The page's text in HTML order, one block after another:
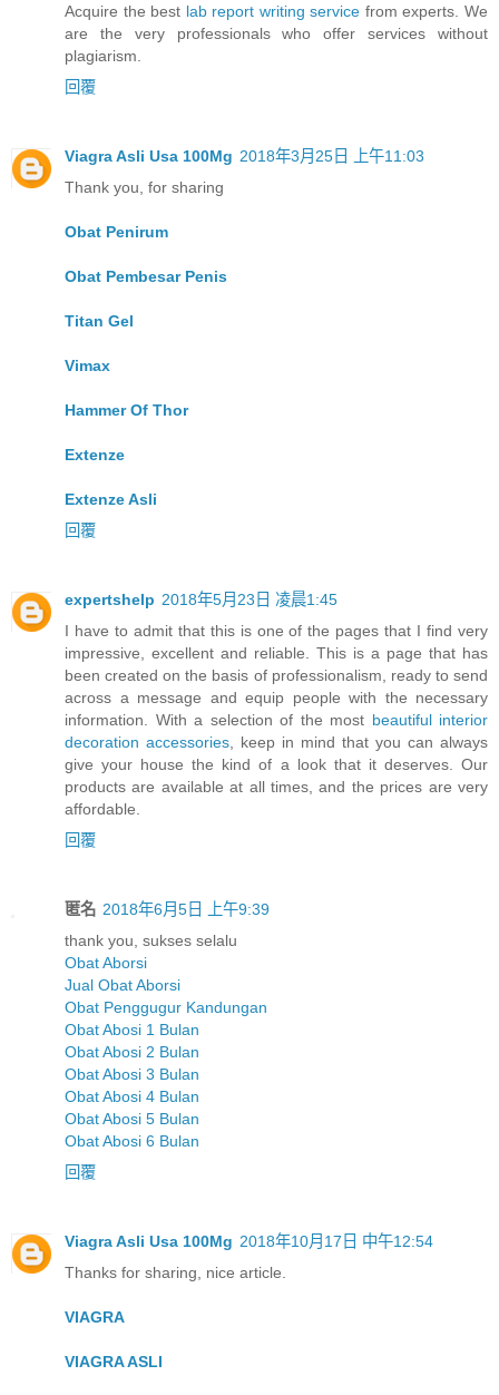
Acquire the best lab report writing service from experts. We
are the very professionals who offer services without
plagiarism.
回覆
Viagra Asli Usa 100Mg 2018年3月25日 上午11:03
Thank you, for sharing
Obat Penirum
Obat Pembesar Penis
Titan Gel
Vimax
Hammer Of Thor
Extenze
Extenze Asli
回覆
expertshelp 2018年5月23日 凌晨1:45
I have to admit that this is one of the pages that I find very
impressive, excellent and reliable. This is a page that has
been created on the basis of professionalism, ready to send
across a message and equip people with the necessary
information. With a selection of the most beautiful interior
decoration accessories , keep in mind that you can always
give your house the kind of a look that it deserves. Our
products are available at all times, and the prices are very
affordable.
回覆
匿名 2018年6月5日 上午9:39
thank you, sukses selalu
Obat Aborsi
Jual Obat Aborsi
Obat Penggugur Kandungan
Obat Abosi 1 Bulan
Obat Abosi 2 Bulan
Obat Abosi 3 Bulan
Obat Abosi 4 Bulan
Obat Abosi 5 Bulan
Obat Abosi 6 Bulan
回覆
Viagra Asli Usa 100Mg 2018年10月17日 中午12:54
Thanks for sharing, nice article.
VIAGRA
VIAGRA ASLI